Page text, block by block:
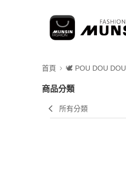
首頁 🕊️ POU DOU DOU
商品分類
所有分類